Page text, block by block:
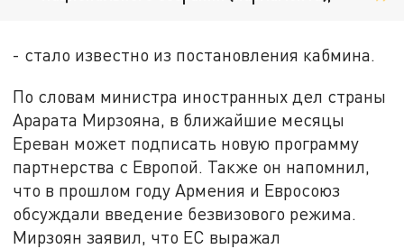
- стало известно из постановления кабмина.
По словам министра иностранных дел страны
Арарата Мирзояна, в ближайшие месяцы
Ереван может подписать новую программу
партнерства с Европой. Также он напомнил,
что в прошлом году Армения и Евросоюз
обсуждали введение безвизового режима.
Мирзоян заявил, что ЕС выражал